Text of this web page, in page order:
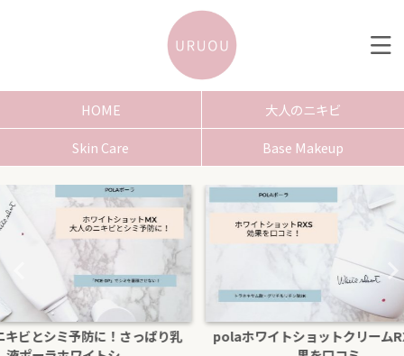
HOME
大人のニキビ
Skin Care
Base Makeup
っぱり乳
polaホワイトショットクリームRXSの効
色白に